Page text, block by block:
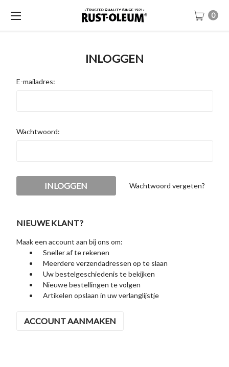
0
INLOGGEN
E-mailadres:
Wachtwoord:
Wachtwoord vergeten?
NIEUWE KLANT?
Maak een account aan bij ons om:
Sneller af te rekenen
Meerdere verzendadressen op te slaan
Uw bestelgeschiedenis te bekijken
Nieuwe bestellingen te volgen
Artikelen opslaan in uw verlanglijstje
ACCOUNT AANMAKEN